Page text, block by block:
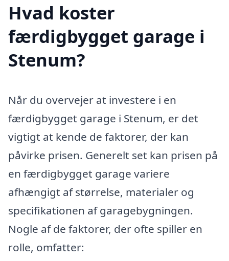
Hvad koster
færdigbygget garage i
Stenum?
Når du overvejer at investere i en
færdigbygget garage i Stenum, er det
vigtigt at kende de faktorer, der kan
påvirke prisen. Generelt set kan prisen på
en færdigbygget garage variere
afhængigt af størrelse, materialer og
specifikationen af garagebygningen.
Nogle af de faktorer, der ofte spiller en
rolle, omfatter: